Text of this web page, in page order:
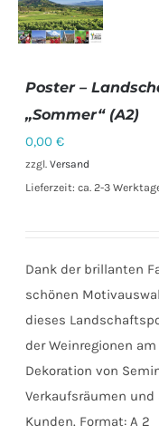
/
Poster –
„Sommer“ (A2)
0,00€
zzgl.Versand
Lieferzeit: ca. 2-3
Dank der brillanten
schönen
dieses
der Weinregionen
Dekoration von
Verkaufsräumen und
Kunden. Format: A 2